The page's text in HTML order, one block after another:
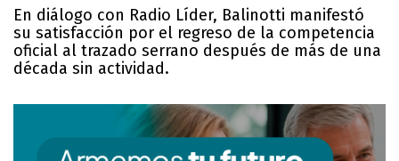
En diálogo con Radio Líder, Balinotti manifestó
su satisfacción por el regreso de la competencia
oficial al trazado serrano después de más de una
década sin actividad.